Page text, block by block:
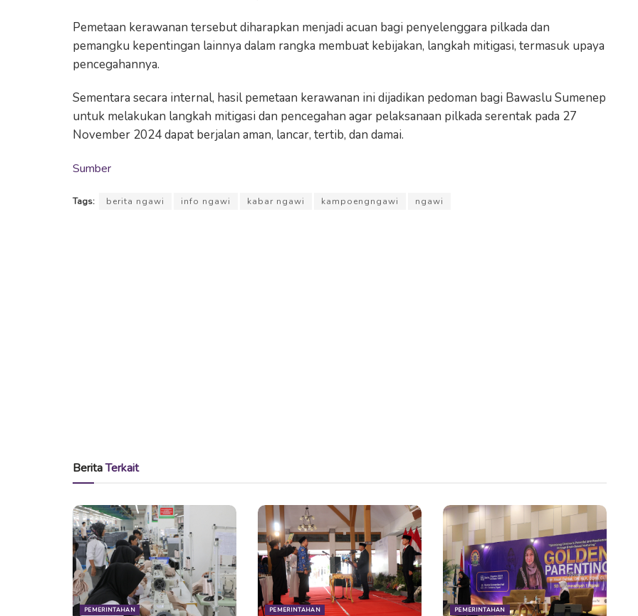
Pemetaan kerawanan tersebut diharapkan menjadi acuan bagi penyelenggara pilkada dan
pemangku kepentingan lainnya dalam rangka membuat kebijakan, langkah mitigasi, termasuk upaya
pencegahannya.
Sementara secara internal, hasil pemetaan kerawanan ini dijadikan pedoman bagi Bawaslu Sumenep
untuk melakukan langkah mitigasi dan pencegahan agar pelaksanaan pilkada serentak pada 27
November 2024 dapat berjalan aman, lancar, tertib, dan damai.
Sumber
Tags: berita ngawi info ngawi kabar ngawi kampoengngawi ngawi
BeritaTerkait
PEMERINTAHAN PEMERINTAHAN PEMERINTAHAN